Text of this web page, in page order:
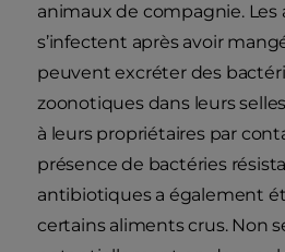
animaux de compagnie. Les
s’infectent après avoir
peuvent excréter des
zoonotiques dans leurs
à leurs propriétaires par
présence de bactéries
antibiotiques a également
certains aliments crus. Non